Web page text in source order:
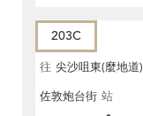
203C
往 尖沙咀東(麼地道)
佐敦炮台街 站